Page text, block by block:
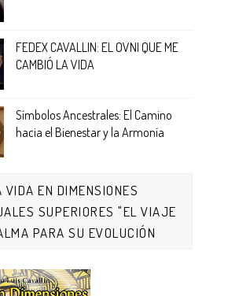
FEDEX CAVALLIN: EL OVNI QUE ME
CAMBIÓ LA VIDA
Símbolos Ancestrales: El Camino
hacia el Bienestar y la Armonía
VIDA EN DIMENSIONES
SUPERIORES "EL VIAJE
PARA SU EVOLUCIÓN